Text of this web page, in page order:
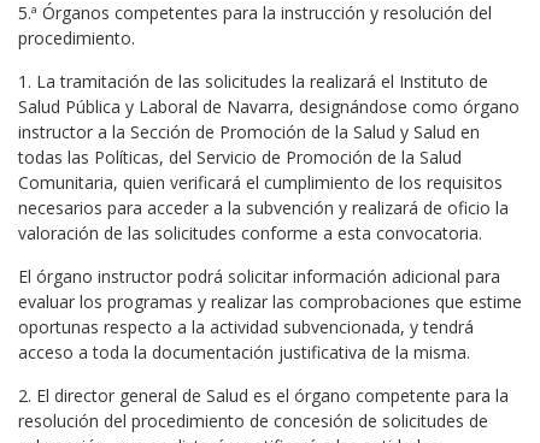
5.ª Órganos competentes para la instrucción y resolución del
procedimiento.
1. La tramitación de las solicitudes la realizará el Instituto de
Salud Pública y Laboral de Navarra, designándose como órgano
instructor a la Sección de Promoción de la Salud y Salud en
todas las Políticas, del Servicio de Promoción de la Salud
Comunitaria, quien verificará el cumplimiento de los requisitos
necesarios para acceder a la subvención y realizará de oficio la
valoración de las solicitudes conforme a esta convocatoria.
El órgano instructor podrá solicitar información adicional para
evaluar los programas y realizar las comprobaciones que estime
oportunas respecto a la actividad subvencionada, y tendrá
acceso a toda la documentación justificativa de la misma.
2. El director general de Salud es el órgano competente para la
resolución del procedimiento de concesión de solicitudes de